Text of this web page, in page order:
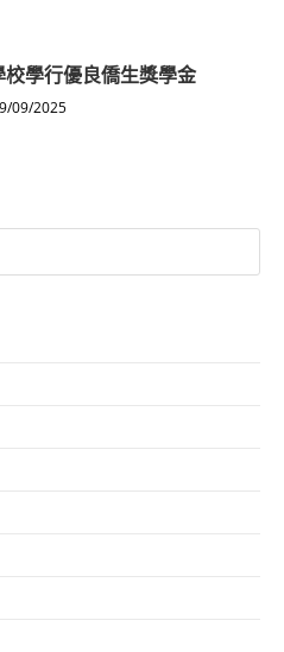
學行優良僑生獎學金
09/2025